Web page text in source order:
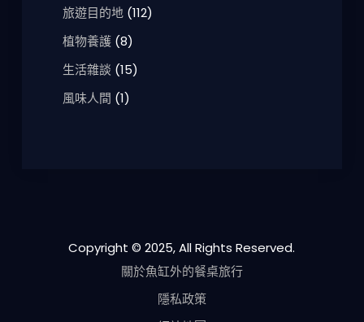
旅遊目的地(112)
植物養護(8)
生活雜談 (15)
風味人間 (1)
Copyright © 2025, All Rights Reserved.
關於魚缸外的餐桌旅行
隱私政策